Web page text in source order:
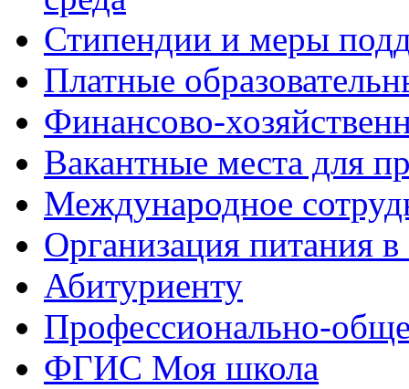
Стипендии и меры
Платные
Финансово-
Вакантные места для
Международное
Организация питания в
Абитуриенту
Профессионально-
ФГИС Моя школа